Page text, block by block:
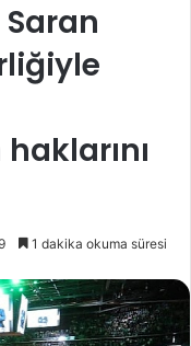
Saran
1 dakika okuma süresi